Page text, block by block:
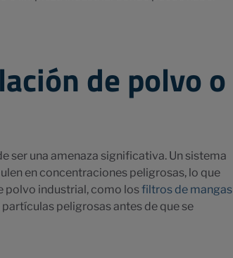
de polvo o
ser una amenaza significativa. Un sistema
en concentraciones peligrosas, lo que
polvo industrial, como losfiltros de mangas
peligrosas antes de que se